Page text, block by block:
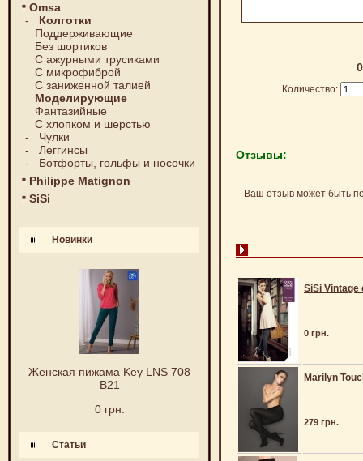
Omsa
- Колготки
Поддерживающие
Без шортиков
С ажурными трусиками
С микрофиброй
С заниженной талией
Моделирующие
Фантазийные
С хлопком и шерстью
- Чулки
- Леггинсы
- Ботфорты, гольфы и носочки
Philippe Matignon
SiSi
Новинки
Женская пижама Key LNS 708
B21
0 грн.
Статьи
Количество:
Отзывы:
Ваш отзыв может быть
SiSi Vintage
0 грн.
Marilyn
279 грн.